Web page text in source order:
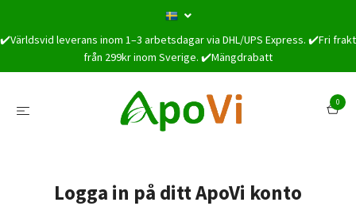
✔️Världsvid leverans inom 1–3 arbetsdagar via DHL/UPS Express. ✔️Fri frakt
från 299kr inom Sverige. ✔️Mängdrabatt
0
Logga in på ditt ApoVi konto